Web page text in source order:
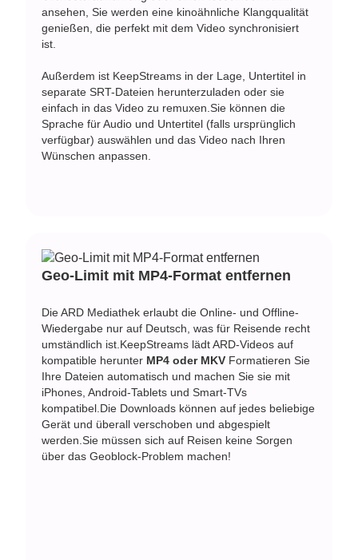
ansehen, Sie werden eine kinoähnliche Klangqualität
genießen, die perfekt mit dem Video synchronisiert
ist.
Außerdem ist KeepStreams in der Lage, Untertitel in
separate SRT-Dateien herunterzuladen oder sie
einfach in das Video zu remuxen.Sie können die
Sprache für Audio und Untertitel (falls ursprünglich
verfügbar) auswählen und das Video nach Ihren
Wünschen anpassen.
Geo-Limit mit MP4-Format entfernen
Die ARD Mediathek erlaubt die Online- und Offline-
Wiedergabe nur auf Deutsch, was für Reisende recht
umständlich ist.KeepStreams lädt ARD-Videos auf
kompatible herunter MP4 oder MKV Formatieren Sie
Ihre Dateien automatisch und machen Sie sie mit
iPhones, Android-Tablets und Smart-TVs
kompatibel.Die Downloads können auf jedes beliebige
Gerät und überall verschoben und abgespielt
werden.Sie müssen sich auf Reisen keine Sorgen
über das Geoblock-Problem machen!